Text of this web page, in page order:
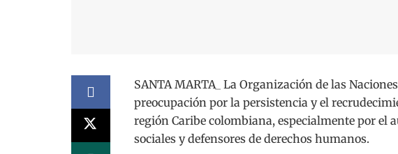
SANTA MARTA_ La Organización de las
preocupación por la persistencia y el
región Caribe colombiana, especialmente por el
sociales y defensores de derechos humanos.